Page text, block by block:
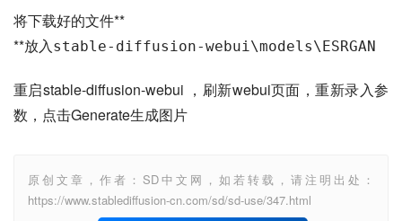
将下载好的文件**
**放入stable-diffusion-webui\models\ESRGAN
重启stable-diffusion-webui ，刷新webui页面，重新录入参
数，点击Generate生成图片
原创文章，作者：SD中文网，如若转载，请注明出处：
https://www.stablediffusion-cn.com/sd/sd-use/347.html